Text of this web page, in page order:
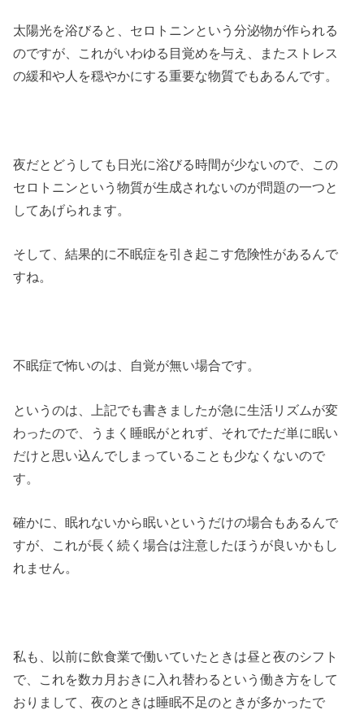
太陽光を浴びると、セロトニンという分泌物が作られる
のですが、これがいわゆる目覚めを与え、またストレス
の緩和や人を穏やかにする重要な物質でもあるんです。
夜だとどうしても日光に浴びる時間が少ないので、この
セロトニンという物質が生成されないのが問題の一つと
してあげられます。
そして、結果的に不眠症を引き起こす危険性があるんで
すね。
不眠症で怖いのは、自覚が無い場合です。
というのは、上記でも書きましたが急に生活リズムが変
わったので、うまく睡眠がとれず、それでただ単に眠い
だけと思い込んでしまっていることも少なくないので
す。
確かに、眠れないから眠いというだけの場合もあるんで
すが、これが長く続く場合は注意したほうが良いかもし
れません。
私も、以前に飲食業で働いていたときは昼と夜のシフト
で、これを数カ月おきに入れ替わるという働き方をして
おりまして、夜のときは睡眠不足のときが多かったで